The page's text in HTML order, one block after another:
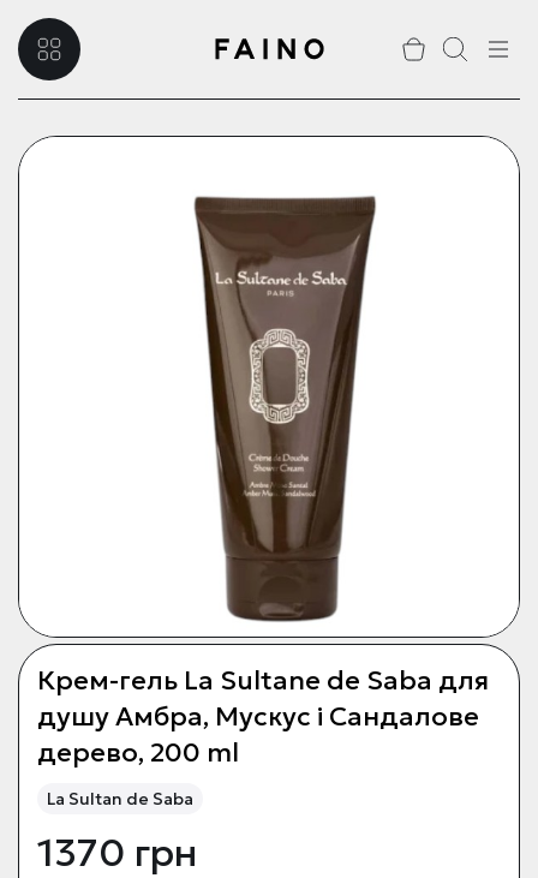
Крем-гель La Sultane de Saba для
душу Амбра, Мускус і Сандалове
дерево, 200 ml
La Sultan de Saba
1370 грн